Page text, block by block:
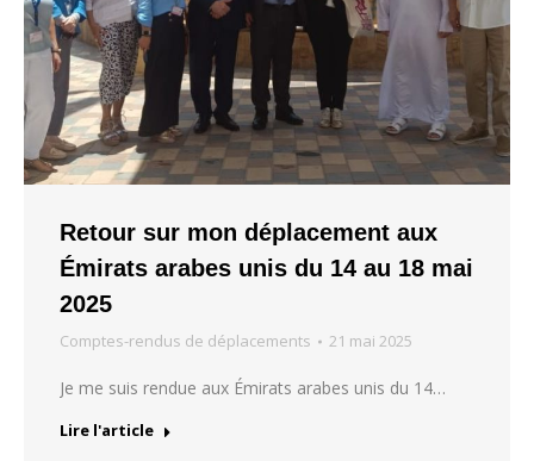
Retour sur mon déplacement aux
Émirats arabes unis du 14 au 18 mai
2025
Comptes-rendus de déplacements 21 mai 2025
Je me suis rendue aux Émirats arabes unis du 14…
Lire l'article